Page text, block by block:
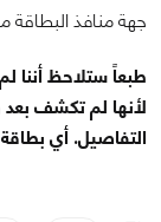
جهة منافذ البطاقة
طبعاً ستلاحظ أننا
لأنها لم تكشف
التفاصيل. أي